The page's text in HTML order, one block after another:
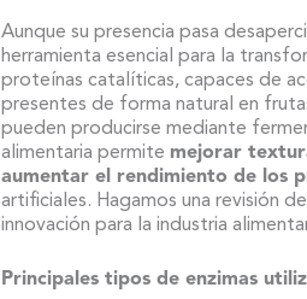
Aunque su presencia pasa
herramienta esencial para la
proteínas catalíticas, capaces de
presentes de forma natural en
pueden producirse mediante
alimentaria permite mejorar
aumentar el rendimiento de los
artificiales. Hagamos una revisión
innovación para la industria
Principales tipos de enzimas